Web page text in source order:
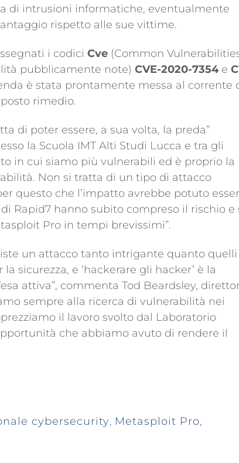
di intrusioni informatiche, eventualmente
rispetto alle sue vittime.
i codici Cve (Common
pubblicamente note) CVE-2020-7354e
è stata prontamente messa al corrente
rimedio.
di poter essere, a sua volta, la preda”
la Scuola IMT Alti Studi Lucca e tra gli
in cui siamo più vulnerabili ed è proprio la
Non si tratta di un tipo di attacco
questo che l’impatto avrebbe potuto
Rapid7 hanno subito compreso il rischio e
Pro in tempi brevissimi”.
un attacco tanto intrigante quanto quelli
sicurezza, e ‘hackerare gli hacker’ è la
attiva”, commenta Tod Beardsley,
sempre alla ricerca di vulnerabilità nei
il lavoro svolto dal Laboratorio
che abbiamo avuto di rendere il
cybersecurity, Metasploit Pro,